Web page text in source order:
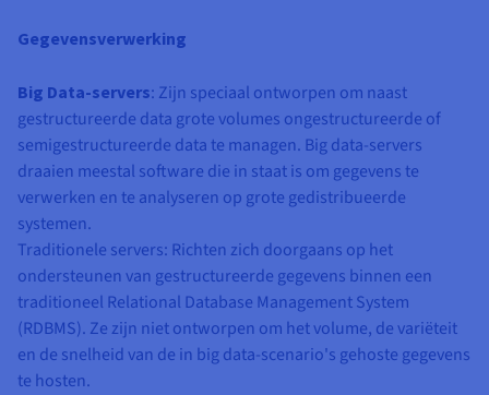
Gegevensverwerking
Big Data-servers: Zijn speciaal ontworpen om naast
gestructureerde data grote volumes ongestructureerde of
semigestructureerde data te managen. Big data-servers
draaien meestal software die in staat is om gegevens te
verwerken en te analyseren op grote gedistribueerde
systemen.
Traditionele servers: Richten zich doorgaans op het
ondersteunen van gestructureerde gegevens binnen een
traditioneel Relational Database Management System
(RDBMS). Ze zijn niet ontworpen om het volume, de variëteit
en de snelheid van de in big data-scenario's gehoste gegevens
te hosten.